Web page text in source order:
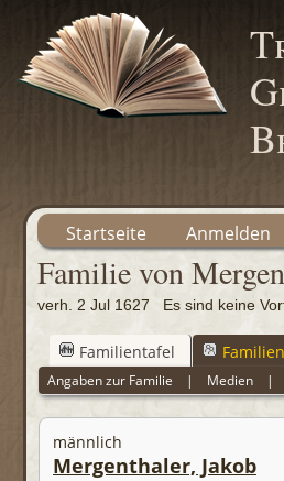
Startseite Anmelden
Familie von
verh. 2 Jul 1627 Es sind keine
Familientafel
Angaben zur Familie | Medien
männlich
Mergenthaler, Jakob